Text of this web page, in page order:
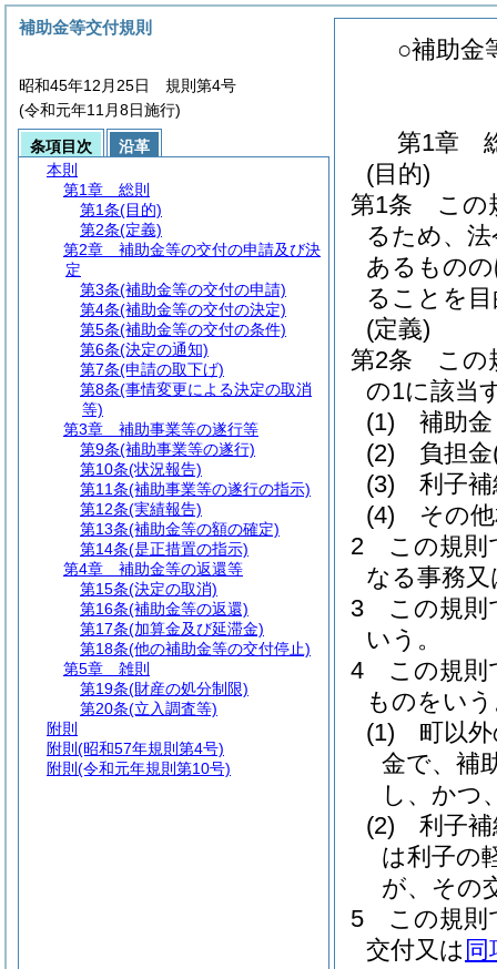
○補助金
第1章
(目的)
第1条
この
るため、
あるもの
ることを
(定義)
第2条
この
の1に該当
(1)
補助金
(2)
負担金
(3)
利子
(4)
その
2
この規則
なる事務
3
この規則
いう。
4
この規則
ものをい
(1)
町以
金で、補
し、かつ
(2)
利子
は利子の
が、その
5
この規則
交付又は 同
補助金等交付規則
昭和45年12月25日 規則第4号
(令和元年11月8日施行)
条項目次
沿革
本則
第1章
総則
第1条(目的)
第2条(定義)
第2章
補助金等の交付の申請及び決
定
第3条(補助金等の交付の申請)
第4条(補助金等の交付の決定)
第5条(補助金等の交付の条件)
第6条(決定の通知)
第7条(申請の取下げ)
第8条(事情変更による決定の取消
等)
第3章
補助事業等の遂行等
第9条(補助事業等の遂行)
第10条(状況報告)
第11条(補助事業等の遂行の指示)
第12条(実績報告)
第13条(補助金等の額の確定)
第14条(是正措置の指示)
第4章
補助金等の返還等
第15条(決定の取消)
第16条(補助金等の返還)
第17条(加算金及び延滞金)
第18条(他の補助金等の交付停止)
第5章
雑則
第19条(財産の処分制限)
第20条(立入調査等)
附則
附則 (昭和57年規則第4号)
附則 (令和元年規則第10号)